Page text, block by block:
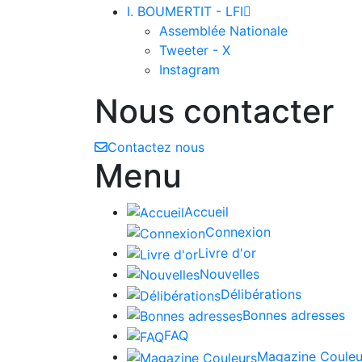
I. BOUMERTIT - LFI
Assemblée Nationale
Tweeter - X
Instagram
Nous contacter
Contactez nous
Menu
Accueil
Connexion
Livre d'or
Nouvelles
Délibérations
Bonnes adresses
FAQ
Magazine